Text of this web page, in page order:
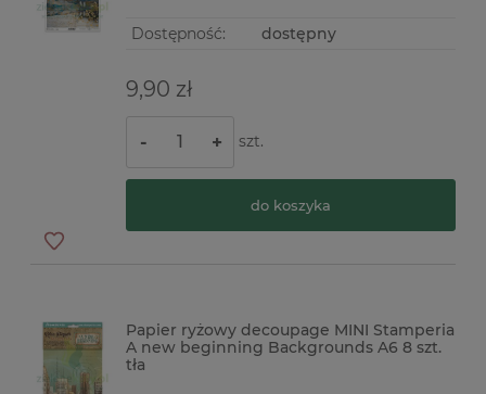
Dostępność: dostępny
9,90 zł
- + szt.
do koszyka
Papier ryżowy decoupage MINI Stamperia
A new beginning Backgrounds A6 8 szt.
tła